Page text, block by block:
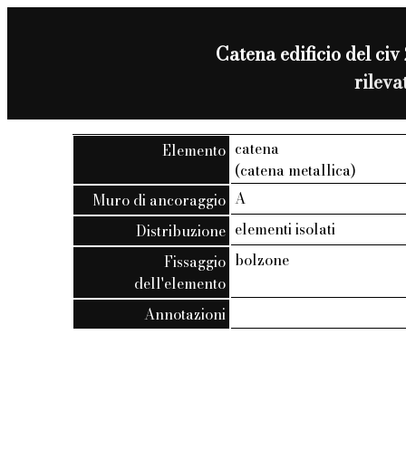
Catena edificio del
Elemento catena
(catena metallica)
Muro di ancoraggio A
Distribuzione elementi isolati
Fissaggio
dell'elemento
bolzone
Annotazioni